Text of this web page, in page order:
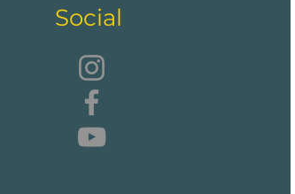
Social